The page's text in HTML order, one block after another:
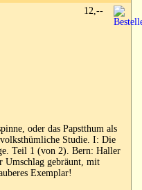
oder das Papstthum als
Studie. I: Die
Teil 1 (von 2). Bern: Haller
Umschlag gebräunt, mit
Exemplar!
12,--